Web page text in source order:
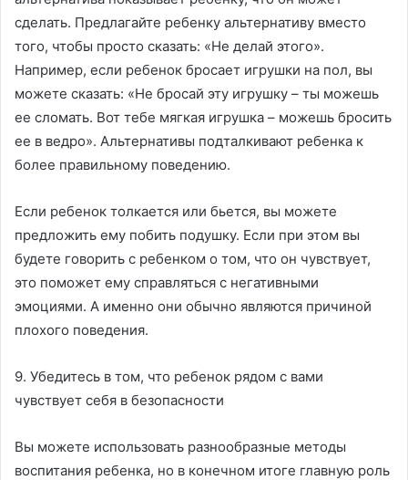
сделать. Предлагайте ребенку альтернативу вместо
того, чтобы просто сказать: «Не делай этого».
Например, если ребенок бросает игрушки на пол, вы
можете сказать: «Не бросай эту игрушку – ты можешь
ее сломать. Вот тебе мягкая игрушка – можешь бросить
ее в ведро». Альтернативы подталкивают ребенка к
более правильному поведению.
Если ребенок толкается или бьется, вы можете
предложить ему побить подушку. Если при этом вы
будете говорить с ребенком о том, что он чувствует,
это поможет ему справляться с негативными
эмоциями. А именно они обычно являются причиной
плохого поведения.
9. Убедитесь в том, что ребенок рядом с вами
чувствует себя в безопасности
Вы можете использовать разнообразные методы
воспитания ребенка, но в конечном итоге главную роль